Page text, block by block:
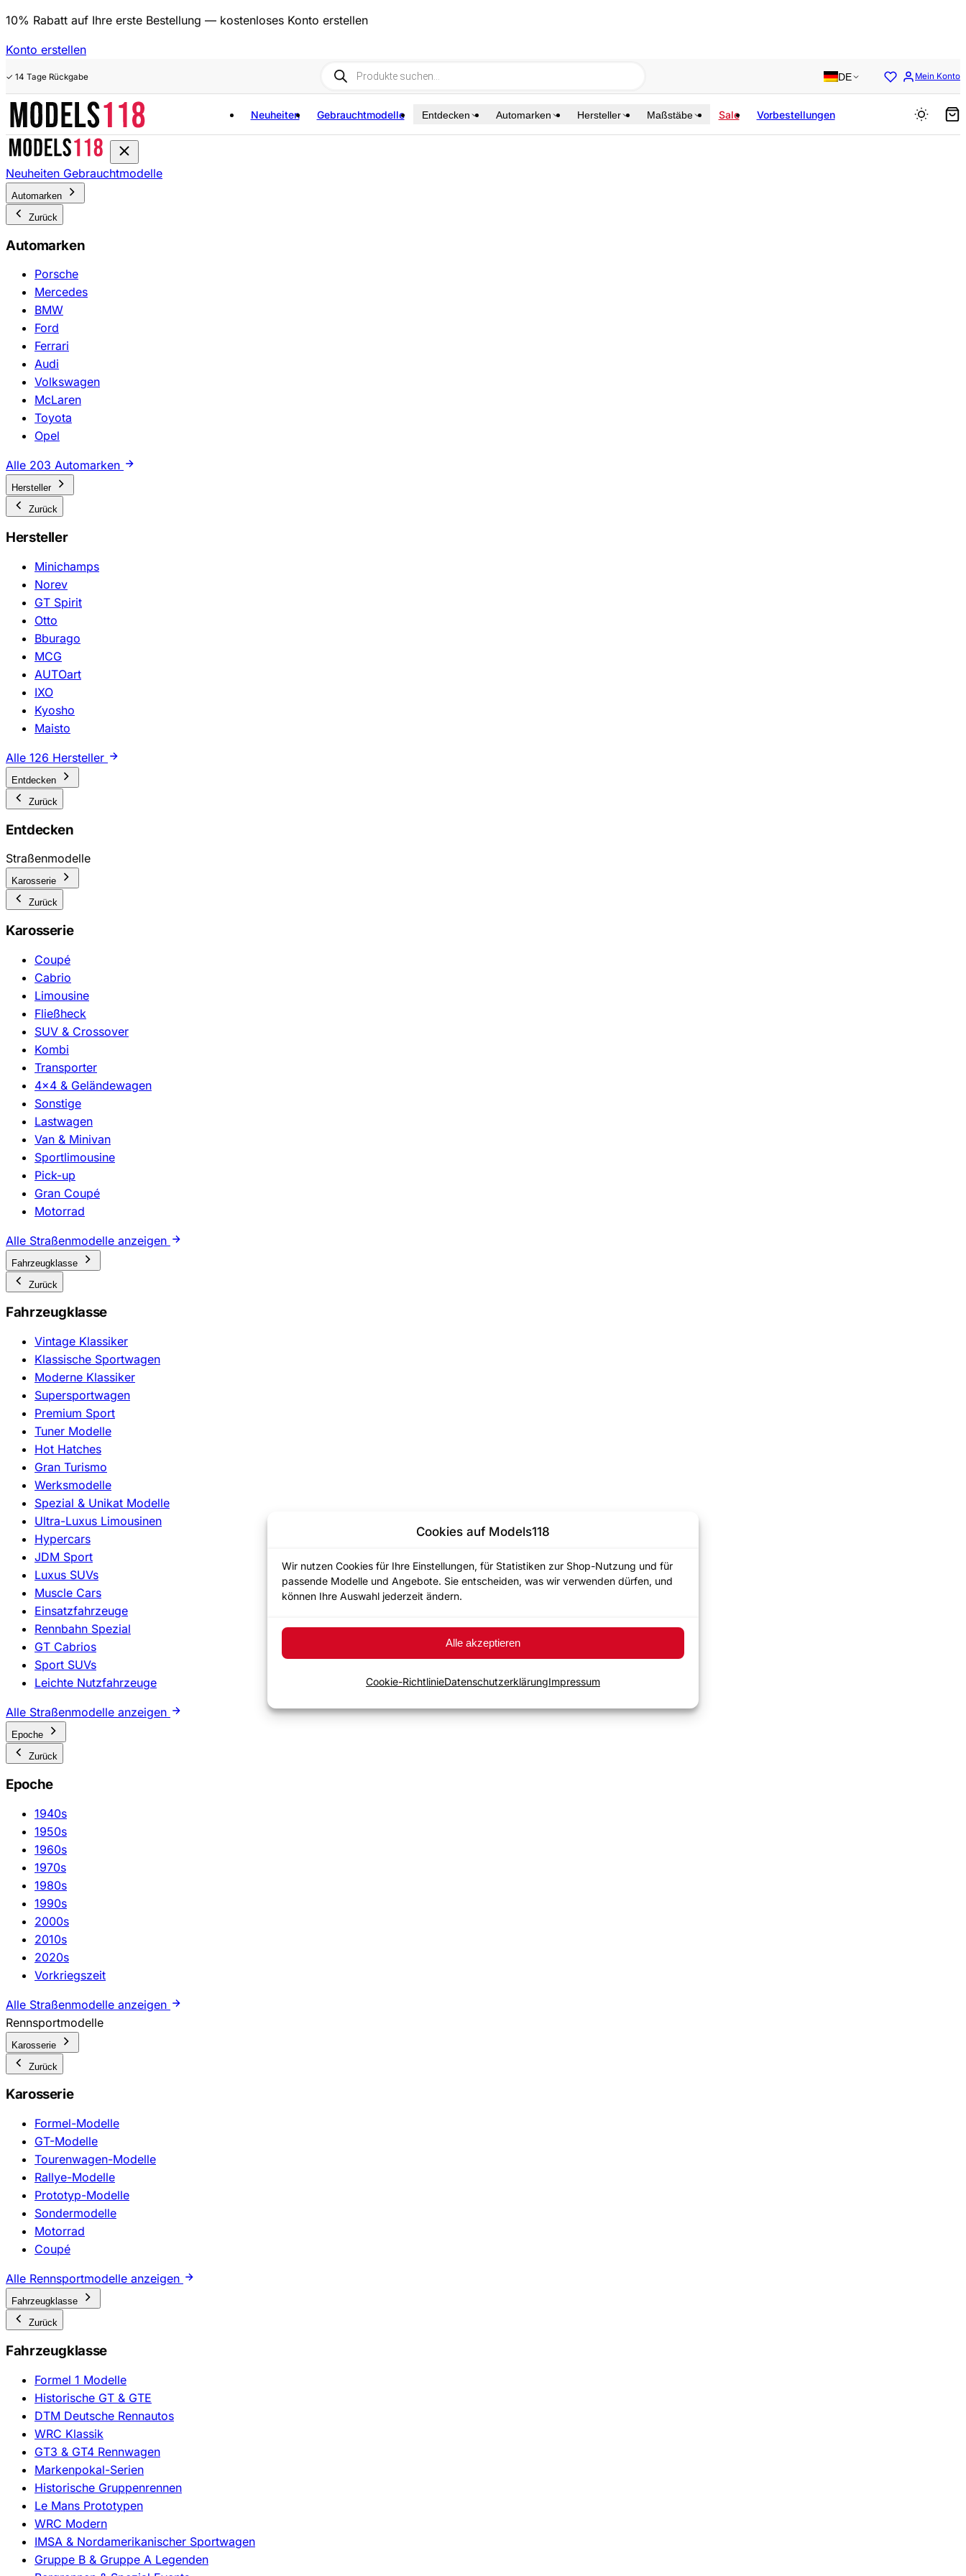
Cookies auf Models118
Wir nutzen Cookies für Ihre Einstellungen, für Statistiken zur Shop-Nutzung und für
passende Modelle und Angebote. Sie entscheiden, was wir verwenden dürfen, und
können Ihre Auswahl jederzeit ändern.
Alle akzeptieren
Cookie-RichtlinieDatenschutzerklärungImpressum
10% Rabatt auf Ihre erste Bestellung — kostenloses Konto erstellen
Konto erstellen
✓ 14 Tage Rückgabe
✓ Vor Versand geprüft
✓ Sichere Kasse
Products
search
DE Mein Konto
Neuheiten Gebrauchtmodelle Entdecken Automarken Hersteller Maßstäbe Sale Vorbestellungen
Neuheiten Gebrauchtmodelle
Automarken
Zurück
Automarken
Porsche
Mercedes
BMW
Ford
Ferrari
Audi
Volkswagen
McLaren
Toyota
Opel
Alle 203 Automarken
Hersteller
Zurück
Hersteller
Minichamps
Norev
GT Spirit
Otto
Bburago
MCG
AUTOart
IXO
Kyosho
Maisto
Alle 126 Hersteller
Entdecken
Zurück
Entdecken
Straßenmodelle
Karosserie
Zurück
Karosserie
Coupé
Cabrio
Limousine
Fließheck
SUV & Crossover
Kombi
Transporter
4x4 & Geländewagen
Sonstige
Lastwagen
Van & Minivan
Sportlimousine
Pick-up
Gran Coupé
Motorrad
Alle Straßenmodelle anzeigen
Fahrzeugklasse
Zurück
Fahrzeugklasse
Vintage Klassiker
Klassische Sportwagen
Moderne Klassiker
Supersportwagen
Premium Sport
Tuner Modelle
Hot Hatches
Gran Turismo
Werksmodelle
Spezial & Unikat Modelle
Ultra-Luxus Limousinen
Hypercars
JDM Sport
Luxus SUVs
Muscle Cars
Einsatzfahrzeuge
Rennbahn Spezial
GT Cabrios
Sport SUVs
Leichte Nutzfahrzeuge
Alle Straßenmodelle anzeigen
Epoche
Zurück
Epoche
1940s
1950s
1960s
1970s
1980s
1990s
2000s
2010s
2020s
Vorkriegszeit
Alle Straßenmodelle anzeigen
Rennsportmodelle
Karosserie
Zurück
Karosserie
Formel-Modelle
GT-Modelle
Tourenwagen-Modelle
Rallye-Modelle
Prototyp-Modelle
Sondermodelle
Motorrad
Coupé
Alle Rennsportmodelle anzeigen
Fahrzeugklasse
Zurück
Fahrzeugklasse
Formel 1 Modelle
Historische GT & GTE
DTM Deutsche Rennautos
WRC Klassik
GT3 & GT4 Rennwagen
Markenpokal-Serien
Historische Gruppenrennen
Le Mans Prototypen
WRC Modern
IMSA & Nordamerikanischer Sportwagen
Gruppe B & Gruppe A Legenden